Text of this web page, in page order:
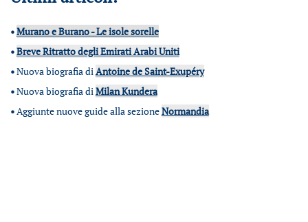
•Murano e Burano - Le isole sorelle
•Breve Ritratto degli Emirati Arabi Uniti
•Nuova biografia diAntoine de Saint-Exupéry
•Nuova biografia diMilan Kundera
•Aggiunte nuove guide alla sezioneNormandia